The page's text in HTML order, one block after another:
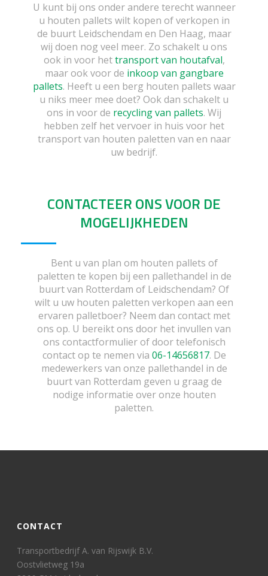
U kunt bij ons onder andere terecht wanneer
u houten pallets wilt kopen of verkopen in
de buurt Leidschendam en Den Haag, maar
wij doen nog veel meer. Zo schakelt u ons
ook in voor hettransport van houtafval,
maar ook voor de inkoop van gangbare
pallets. Heeft u een berg houten pallets waar
u niks meer mee doet? Ook dan schakelt u
ons in voor de recycling van pallets. Wij
hebben zelf het vervoer in huis voor het
transport van houten paletten van en naar
uw bedrijf.
CONTACTEER ONS VOOR DE
MOGELIJKHEDEN
Bent u van plan om houten pallets of
paletten te kopen bij een pallethandel in de
buurt van Rotterdam of Leidschendam? Of
wilt u uw houten paletten verkopen aan een
ervaren palletboer? Neem dan contact met
ons op. U bereikt ons door het invullen van
ons contactformulier of door telefonisch
contact op te nemen via 06-14656817. De
medewerkers van onze pallethandel in de
buurt van Rotterdam geven u graag de
nodige informatie over onze houten
paletten.
CONTACT
Transportbedrijf A. van Rijswijk B.V.
Oostvlietweg 19a